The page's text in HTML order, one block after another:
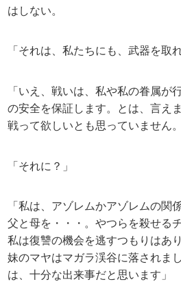
はしない。
「それは、私たちにも、武器を取
「いえ、戦いは、私や私の眷属が
の安全を保証します。とは、言え
戦って欲しいとも思っていません
「それに？」
「私は、アゾレムかアゾレムの関
父と母を・・・。やつらを殺せる
私は復讐の機会を逃すつもりはあ
妹のマヤはマガラ渓谷に落されま
は、十分な出来事だと思います」